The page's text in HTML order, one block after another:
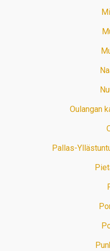
Oulangan
Pallas-